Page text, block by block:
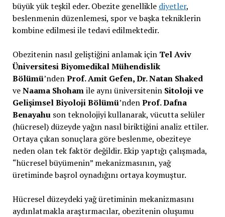
büyük yük teşkil eder. Obezite genellikle diyetler,
beslenmenin düzenlemesi, spor ve başka tekniklerin
kombine edilmesi ile tedavi edilmektedir.
Obezitenin nasıl geliştiğini anlamak için Tel Aviv
Üniversitesi Biyomedikal Mühendislik
Bölümü’ndenProf. Amit Gefen, Dr. Natan Shaked
veNaama Shohamile aynı üniversitenin Sitoloji ve
Gelişimsel Biyoloji Bölümü’ndenProf. Dafna
Benayahuson teknolojiyi kullanarak, vücutta selüler
(hücresel) düzeyde yağın nasıl biriktiğini analiz ettiler.
Ortaya çıkan sonuçlara göre beslenme, obeziteye
neden olan tek faktör değildir. Ekip yaptığı çalışmada,
“hücresel büyümenin” mekanizmasının, yağ
üretiminde başrol oynadığını ortaya koymuştur.
Hücresel düzeydeki yağ üretiminin mekanizmasını
aydınlatmakla araştırmacılar, obezitenin oluşumu